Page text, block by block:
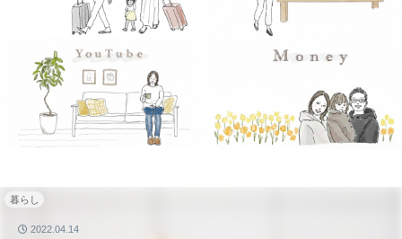
暮らし
2022.04.14